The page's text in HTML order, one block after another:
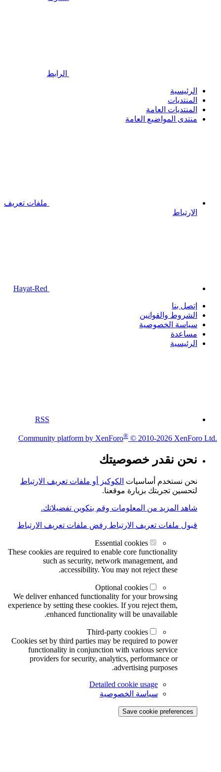
الرابط
الرئيسية
المنتديات
المنتديات العامة
منتدى المواضيع العامة
ملفات تعريف
الارتباط
إتصل بنا
الشروط والقوانين
سياسة الخصوصية
مساعدة
الرئيسية
RSS
Community platform by XenForo® © 2010-2026 XenForo Ltd.
نحن نقدر خصوصيتك
نحن نستخدم أساسيات الكوكيز أو ملفات تعريف الارتباط
لتحسين تجربتك بزيارة موقعنا.
شاهد المزيد من المعلومات وقم بتكوين تفضيلاتك.
قبول ملفات تعريف الارتباط رفض ملفات تعريف الارتباط
Essential cookies
These cookies are required to enable core functionality
such as security, network management, and
accessibility. You may not reject these.
Optional cookies
We deliver enhanced functionality for your browsing
experience by setting these cookies. If you reject them,
enhanced functionality will be unavailable.
Third-party cookies
Cookies set by third parties may be required to power
functionality in conjunction with various service
providers for security, analytics, performance or
advertising purposes.
Detailed cookie usage
سياسة الخصوصية
Save cookie preferences